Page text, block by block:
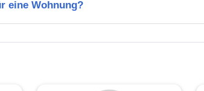
eine Wohnung?